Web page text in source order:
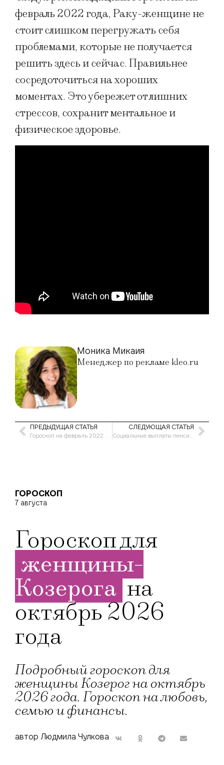
февраль 2022 года, Раку-женщине не
стоит слишком перегружать себя
проблемами, которые не получается
решить здесь и сейчас. Правильнее
сосредоточиться на хороших
моментах. Это убережет от лишних
стрессов, сохранит ментальное и
физическое здоровье.
Моника Микаия
Менеджер по рекламе kleo.ru
ПРЕДЫДУЩАЯ СТАТЬЯ
Гороскоп на февраль 2022 года для женщины-Льва
СЛЕДУЮЩАЯ СТАТЬЯ
Социальные выплаты пенсионерам в 2022 году
ГОРОСКОП
7 августа
Гороскоп для
женщины-
Козерога на
октябрь 2026
года
Подробный гороскоп для
женщины Козерог на октябрь
2026 года. Гороскоп на любовь,
семью и финансы.
автор Людмила Чулкова